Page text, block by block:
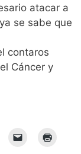
atacar a
se sabe que
contaros
Cáncer y